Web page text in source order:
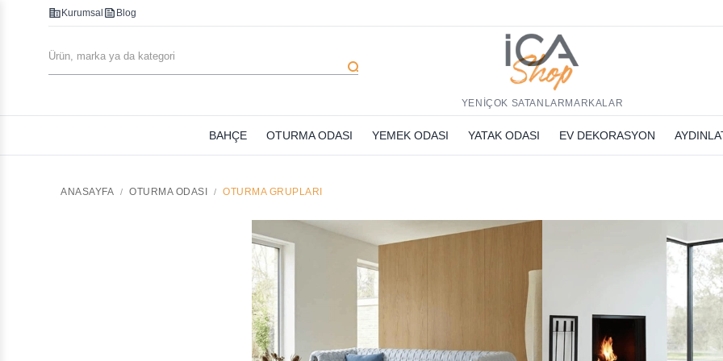
corporate_fare Kurumsal feed Blog
search
YENİÇOK SATANLAR MARKALAR
BAHÇE OTURMA ODASI YEMEK ODASI YATAK ODASI EV DEKORASYON
ANASAYFA OTURMA ODASI OTURMA GRUPLARI